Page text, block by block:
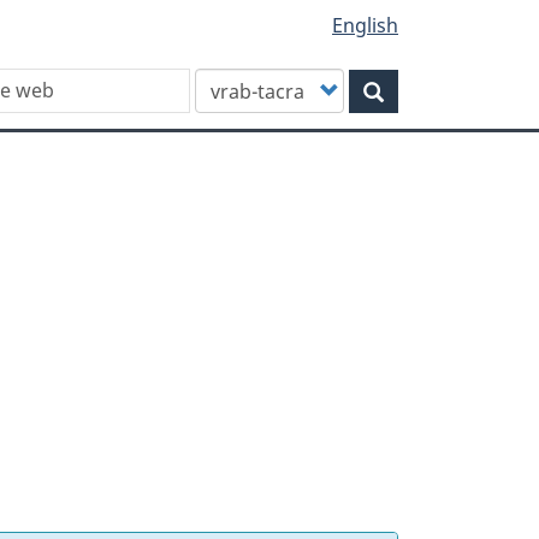
English
Customize
your
search